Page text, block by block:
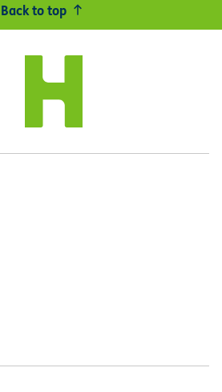
Back to top